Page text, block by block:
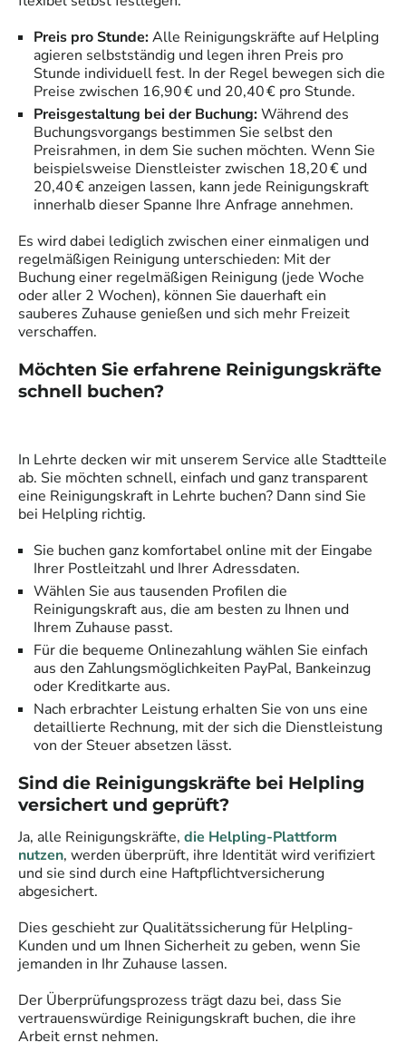
Preis pro Stunde:Alle Reinigungskräfte auf Helpling
agieren selbstständig und legen ihren Preis pro
Stunde individuell fest. In der Regel bewegen sich die
Preise zwischen 16,90 € und 20,40 € pro Stunde.
Preisgestaltung bei der Buchung:Während des
Buchungsvorgangs bestimmen Sie selbst den
Preisrahmen, in dem Sie suchen möchten. Wenn Sie
beispielsweise Dienstleister zwischen 18,20 € und
20,40 € anzeigen lassen, kann jede Reinigungskraft
innerhalb dieser Spanne Ihre Anfrage annehmen.
Es wird dabei lediglich zwischen einer einmaligen und
regelmäßigen Reinigung unterschieden: Mit der
Buchung einer regelmäßigen Reinigung (jede Woche
oder aller 2 Wochen), können Sie dauerhaft ein
sauberes Zuhause genießen und sich mehr Freizeit
verschaffen.
Möchten Sie erfahrene Reinigungskräfte
schnell buchen?
In Lehrte decken wir mit unserem Service alle Stadtteile
ab. Sie möchten schnell, einfach und ganz transparent
eine Reinigungskraft in Lehrte buchen? Dann sind Sie
bei Helpling richtig.
Sie buchen ganz komfortabel online mit der Eingabe
Ihrer Postleitzahl und Ihrer Adressdaten.
Wählen Sie aus tausenden Profilen die
Reinigungskraft aus, die am besten zu Ihnen und
Ihrem Zuhause passt.
Für die bequeme Onlinezahlung wählen Sie einfach
aus den Zahlungsmöglichkeiten PayPal, Bankeinzug
oder Kreditkarte aus.
Nach erbrachter Leistung erhalten Sie von uns eine
detaillierte Rechnung, mit der sich die Dienstleistung
von der Steuer absetzen lässt.
Sind die Reinigungskräfte bei Helpling
versichert und geprüft?
Ja, alle Reinigungskräfte, die Helpling-Plattform
nutzen, werden überprüft, ihre Identität wird verifiziert
und sie sind durch eine Haftpflichtversicherung
abgesichert.
Dies geschieht zur Qualitätssicherung für Helpling-
Kunden und um Ihnen Sicherheit zu geben, wenn Sie
jemanden in Ihr Zuhause lassen.
Der Überprüfungsprozess trägt dazu bei, dass Sie
vertrauenswürdige Reinigungskraft buchen, die ihre
Arbeit ernst nehmen.